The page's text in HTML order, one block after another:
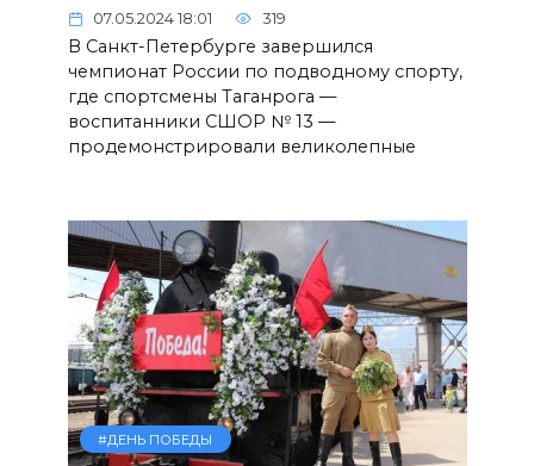
07.05.2024 18:01 319
В Санкт-Петербурге завершился
чемпионат России по подводному спорту,
где спортсмены Таганрога —
воспитанники СШОР № 13 —
продемонстрировали великолепные
#ДЕНЬ ПОБЕДЫ